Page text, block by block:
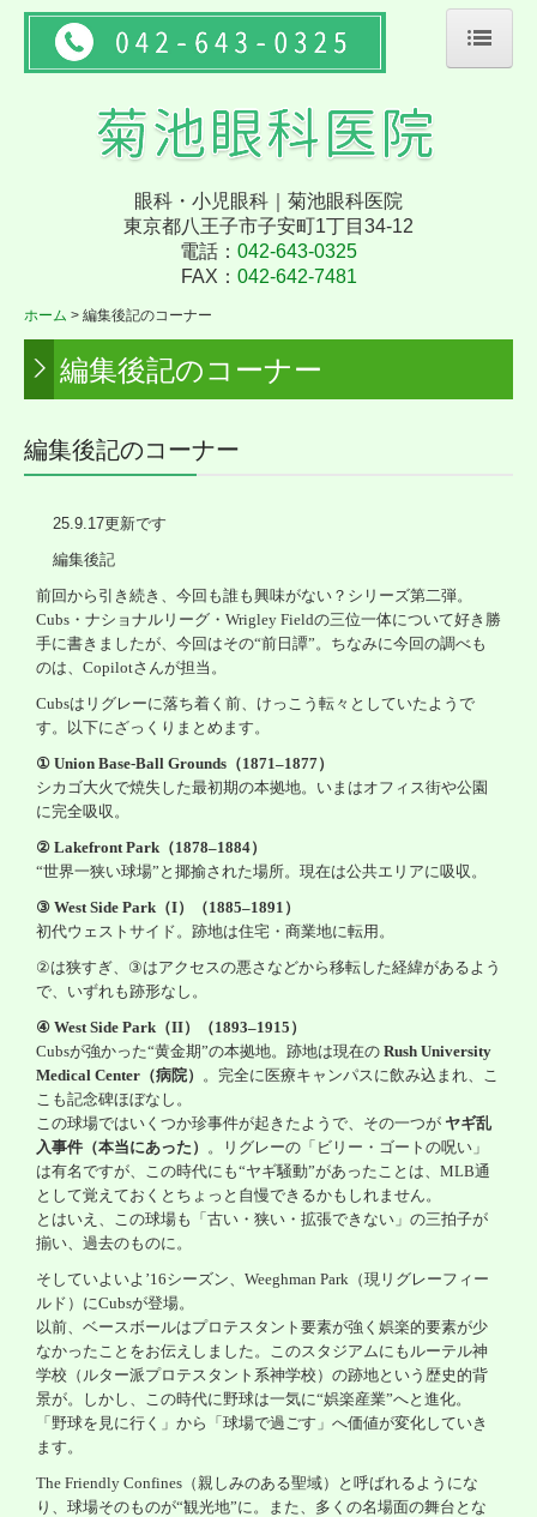
診療案内
斜視とは？
弱視とは？
緑内障・白内障
ドライアイでお困りの方に
目の病気
日帰り手術
メガネ・コンタクトレンズ
お子様の弱視・近視について
古代史の部屋
編集後記のコーナー
眼科・小児眼科｜ 菊池眼科医院
東京都八王子市子安町1丁目34-12
電話： 042-643-0325
FAX： 042-642-7481
ホーム 編集後記のコーナー
編集後記のコーナー
編集後記のコーナー
25.9.17更新です
編集後記
前回から引き続き、今回も誰も興味がない？シリーズ第二弾。
Cubs ・ナショナルリーグ・ Wrigley Fieldの三位一体について好き勝
手に書きましたが、今回はその“前日譚” 。ちなみに今回の調べも
のは、 Copilotさんが担当。
Cubsはリグレーに落ち着く前、けっこう転々としていたようで
す。以下にざっくりまとめます。
① Union Base-Ball Grounds （1871–1877）
シカゴ大火で焼失した最初期の本拠地。いまはオフィス街や公園
に完全吸収。
② Lakefront Park （1878–1884）
“世界一狭い球場” と揶揄された場所。現在は公共エリアに吸収。
③ West Side Park （I）（1885–1891 ）
初代ウェストサイド。跡地は住宅・商業地に転用。
②は狭すぎ、 ③はアクセスの悪さなどから移転した経緯があるよう
で、いずれも跡形なし。
④ West Side Park （II）（1893–1915 ）
Cubsが強かった“黄金期”の本拠地。跡地は現在の Rush University
Medical Center （病院）
。完全に医療キャンパスに飲み込まれ、こ
こも記念碑ほぼなし。
この球場ではいくつか珍事件が起きたようで、その一つが ヤギ乱
入事件（本当にあった）
。リグレーの「ビリー・ゴートの呪い」
は有名ですが、この時代にも“ヤギ騒動”があったことは、 MLB通
として覚えておくとちょっと自慢できるかもしれません。
とはいえ、この球場も「古い・狭い・拡張できない」の三拍子が
揃い、過去のものに。
そしていよいよ ’16シーズン、 Weeghman Park （現リグレーフィー
ルド）にCubsが登場。
以前、ベースボールはプロテスタント要素が強く娯楽的要素が少
なかったことをお伝えしました。このスタジアムにもルーテル神
学校（ルター派プロテスタント系神学校）の跡地という歴史的背
景が。しかし、この時代に野球は一気に“娯楽産業”へと進化。
「野球を見に行く」から「球場で過ごす」へ価値が変化していき
ます。
The Friendly Confines （親しみのある聖域）と呼ばれるようにな
り、球場そのものが“観光地”に。また、多くの名場面の舞台とな